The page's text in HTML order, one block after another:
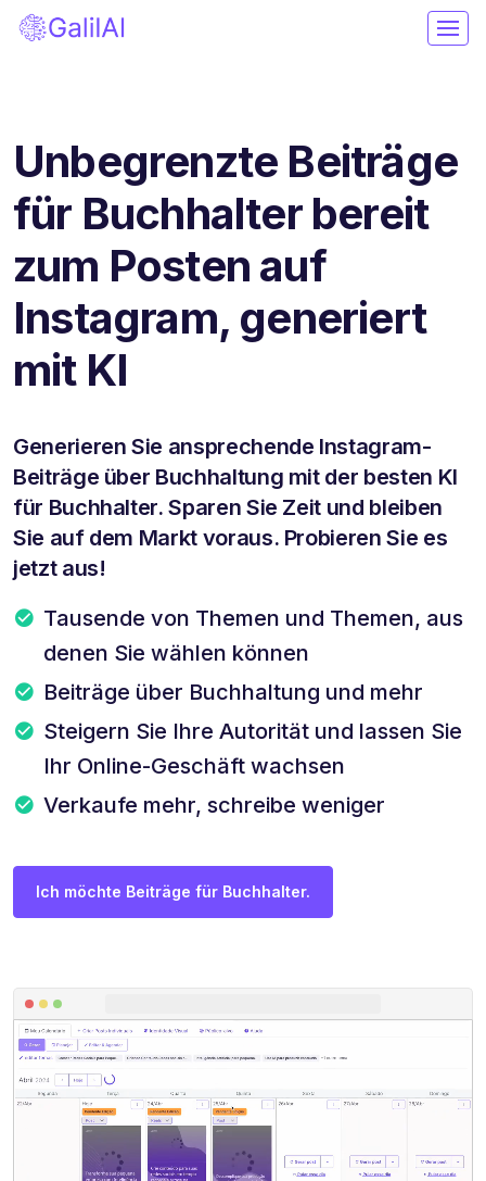
Unbegrenzte Beiträge
für Buchhalter bereit
zum Posten auf
Instagram, generiert
mit KI
Generieren Sie ansprechende Instagram-
Beiträge über Buchhaltung mit der besten KI
für Buchhalter. Sparen Sie Zeit und bleiben
Sie auf dem Markt voraus. Probieren Sie es
jetzt aus!
Tausende von Themen und Themen, aus
denen Sie wählen können
Beiträge über Buchhaltung und mehr
Steigern Sie Ihre Autorität und lassen Sie
Ihr Online-Geschäft wachsen
Verkaufe mehr, schreibe weniger
Ich möchte Beiträge für Buchhalter.